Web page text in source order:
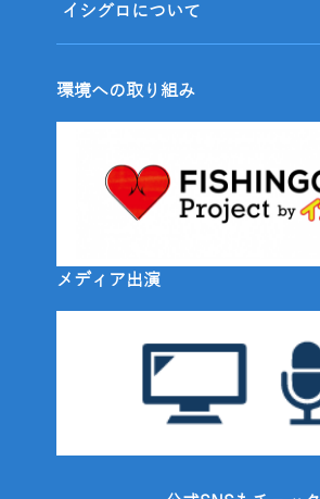
イシグロについて
環境への取り組み
メディア出演